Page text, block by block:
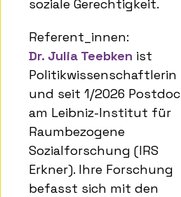
soziale Gerechtigkeit.
Referent_innen:
Dr. Julia Teebken ist
Politikwissenschaftlerin
und seit 1/2026 Postdoc
am Leibniz-Institut für
Raumbezogene
Sozialforschung (IRS
Erkner). Ihre Forschung
befasst sich mit den